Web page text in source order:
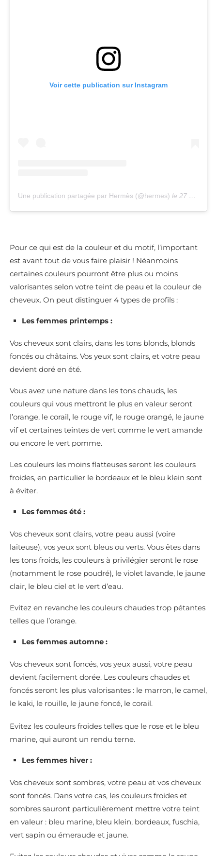
Voir cette publication sur Instagram
Une publication partagée par Hermès (@hermes) le 27 Oct. 2018 à 9 :01 PDT
Pour ce qui est de la couleur et du motif, l’important
est avant tout de vous faire plaisir ! Néanmoins
certaines couleurs pourront être plus ou moins
valorisantes selon votre teint de peau et la couleur de
cheveux. On peut distinguer 4 types de profils :
Les femmes printemps :
Vos cheveux sont clairs, dans les tons blonds, blonds
foncés ou châtains. Vos yeux sont clairs, et votre peau
devient doré en été.
Vous avez une nature dans les tons chauds, les
couleurs qui vous mettront le plus en valeur seront
l’orange, le corail, le rouge vif, le rouge orangé, le jaune
vif et certaines teintes de vert comme le vert amande
ou encore le vert pomme.
Les couleurs les moins flatteuses seront les couleurs
froides, en particulier le bordeaux et le bleu klein sont
à éviter.
Les femmes été :
Vos cheveux sont clairs, votre peau aussi (voire
laiteuse), vos yeux sont bleus ou verts. Vous êtes dans
les tons froids, les couleurs à privilégier seront le rose
(notamment le rose poudré), le violet lavande, le jaune
clair, le bleu ciel et le vert d’eau.
Evitez en revanche les couleurs chaudes trop pétantes
telles que l’orange.
Les femmes automne :
Vos cheveux sont foncés, vos yeux aussi, votre peau
devient facilement dorée. Les couleurs chaudes et
foncés seront les plus valorisantes : le marron, le camel,
le kaki, le rouille, le jaune foncé, le corail.
Evitez les couleurs froides telles que le rose et le bleu
marine, qui auront un rendu terne.
Les femmes hiver :
Vos cheveux sont sombres, votre peau et vos cheveux
sont foncés. Dans votre cas, les couleurs froides et
sombres sauront particulièrement mettre votre teint
en valeur : bleu marine, bleu klein, bordeaux, fuschia,
vert sapin ou émeraude et jaune.